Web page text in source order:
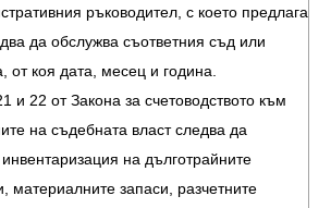
ръководител, с което предлага
да обслужва съответния съд или
от коя дата, месец и година.
и 22 от Закона за счетоводството към
на съдебната власт следва да
на дълготрайните
материалните запаси, разчетните